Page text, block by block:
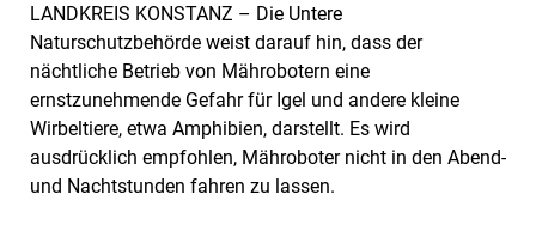
LANDKREIS KONSTANZ – Die Untere
Naturschutzbehörde weist darauf hin, dass der
nächtliche Betrieb von Mährobotern eine
ernstzunehmende Gefahr für Igel und andere kleine
Wirbeltiere, etwa Amphibien, darstellt. Es wird
ausdrücklich empfohlen, Mähroboter nicht in den Abend-
und Nachtstunden fahren zu lassen.